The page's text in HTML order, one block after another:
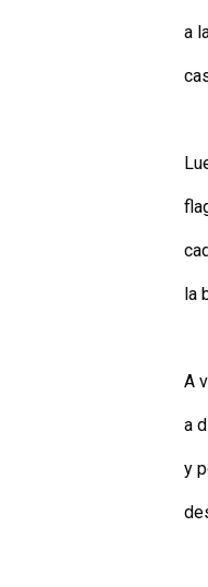
a
la
A
a
y